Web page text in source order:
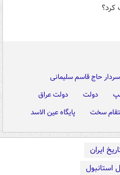
کرد؟
سردار حاج قاسم سلیمانی
دولت
دولت عراق
سخت پایگاه عین الاسد
ایران
استانبول